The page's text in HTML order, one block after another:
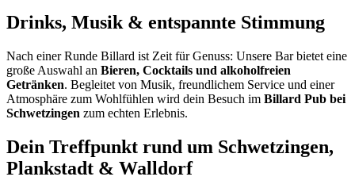
Drinks, Musik & entspannte Stimmung
Nach einer Runde Billard ist Zeit für Genuss: Unsere Bar bietet eine
große Auswahl an Bieren, Cocktails und alkoholfreien
Getränken. Begleitet von Musik, freundlichem Service und einer
Atmosphäre zum Wohlfühlen wird dein Besuch im Billard Pub bei
Schwetzingen zum echten Erlebnis.
Dein Treffpunkt rund um Schwetzingen,
Plankstadt & Walldorf